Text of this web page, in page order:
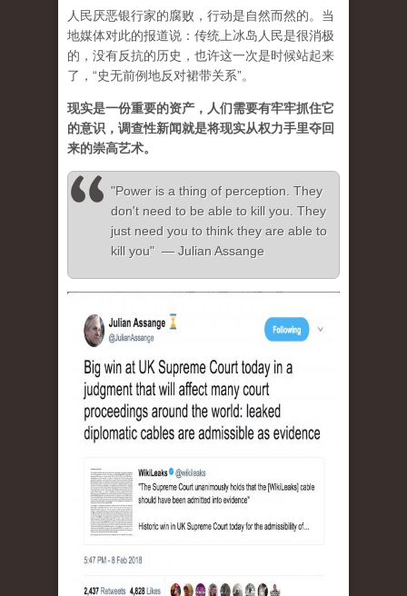
人民厌恶银行家的腐败，行动是自然而然的。当
地媒体对此的报道说：传统上冰岛人民是很消极
的，没有反抗的历史，也许这一次是时候站起来
了，“史无前例地反对裙带关系”。
现实是一份重要的资产，人们需要有牢牢抓住它
的意识，调查性新闻就是将现实从权力手里夺回
来的崇高艺术。
"Power is a thing of perception. They
don't need to be able to kill you. They
just need you to think they are able to
kill you" — Julian Assange